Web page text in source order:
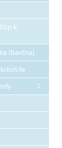
k
(bavlna)